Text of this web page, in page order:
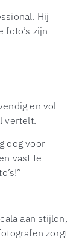
Hij
foto’s zijn
en vol
vertelt.
oog voor
vast te
aan stijlen,
zorgt